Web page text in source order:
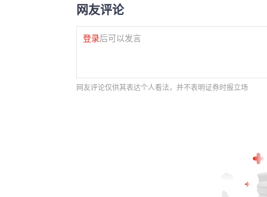
网友评论
登录后可以发言
网友评论仅供其表达个人看法，并不表明证券时报立场